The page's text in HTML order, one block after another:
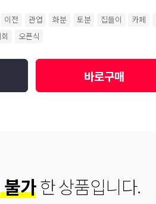
이전 관엽 화분 토분 집들이 카페
오픈식
바로구매
가한 상품입니다.